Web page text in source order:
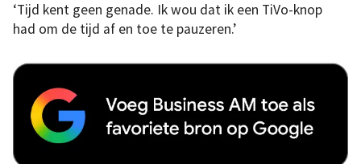
‘Tijd kent geen genade. Ik wou dat ik een TiVo-knop
had om de tijd af en toe te pauzeren.’